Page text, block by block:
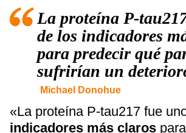
La proteína P-
de los indicadores
para predecir qué
sufrirían un
Michael Donohue
«La proteína P-tau217 fue
indicadores más claros